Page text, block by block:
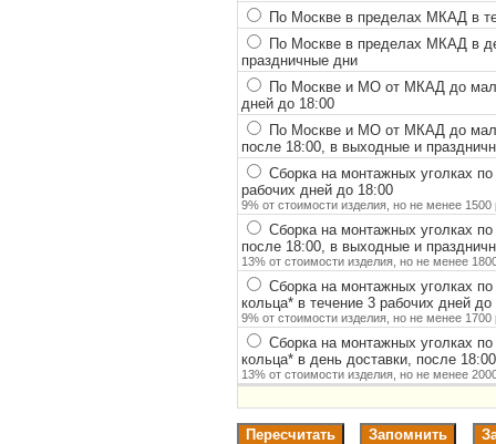
По Москве в пределах МКАД в
По Москве в пределах МКАД в
праздничные дни
По Москве и МО от МКАД до
дней до 18:00
По Москве и МО от МКАД до
после 18:00, в выходные и
Сборка на монтажных уголках
рабочих дней до 18:00
9% от стоимости изделия, но не менее 1500
Сборка на монтажных уголках
после 18:00, в выходные и
13% от стоимости изделия, но не менее
Сборка на монтажных уголках
кольца*в течение 3 рабочих дней до
9% от стоимости изделия, но не менее 1700
Сборка на монтажных уголках
кольца*в день доставки, после
13% от стоимости изделия, но не менее